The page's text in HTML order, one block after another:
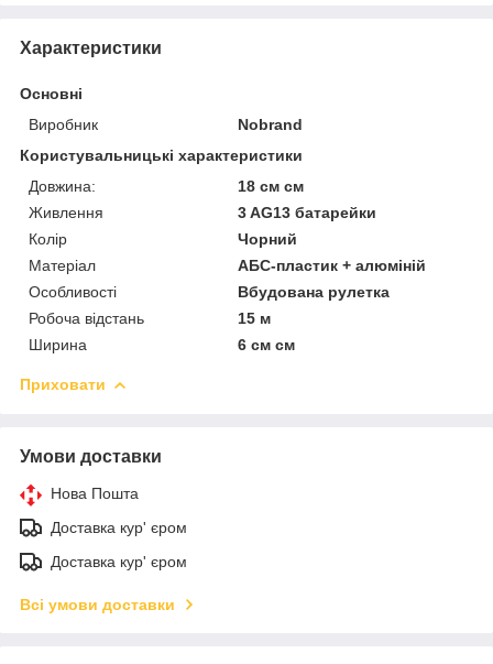
Характеристики
Основні
Виробник
Nobrand
Користувальницькі характеристики
Довжина:
18 см см
Живлення
3 AG13 батарейки
Колір
Чорний
Матеріал
АБС-пластик + алюміній
Особливості
Вбудована рулетка
Робоча відстань
15 м
Ширина
6 см см
Приховати
Умови доставки
Нова Пошта
Доставка кур' єром
Доставка кур' єром
Всі умови доставки